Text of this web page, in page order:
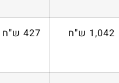
1,042 ש"ח 427 ש"ח